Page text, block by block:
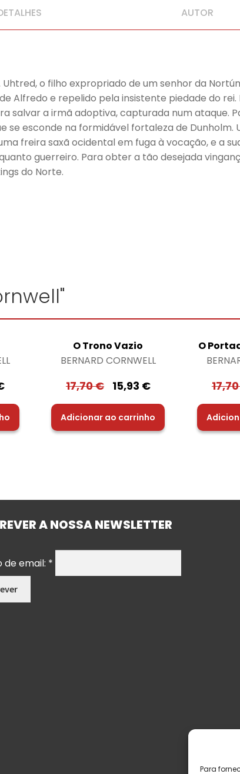
Para
AUTOR
o filho expropriado de um senhor da
Alfredo e repelido pela insistente piedade do
salvar a irmã adoptiva, capturada num ataque.
se esconde na formidável fortaleza de
freira saxã ocidental em fuga à vocação, e a
guerreiro. Para obter a tão desejada
do Norte.
O Trono Vazio
BERNARD CORNWELL
17,70€ 15,93 €
Adicionar ao carrinho
O
A NOSSA NEWSLETTER
de email: *